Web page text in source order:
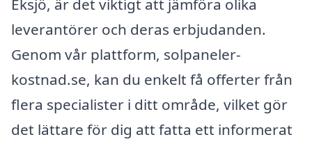
Eksjö, är det viktigt att jämföra olika
leverantörer och deras erbjudanden.
Genom vår plattform, solpaneler-
kostnad.se, kan du enkelt få offerter från
flera specialister i ditt område, vilket gör
det lättare för dig att fatta ett informerat